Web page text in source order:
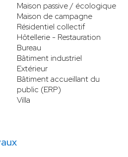
Maison passive / écologique
Maison de campagne
Résidentiel collectif
Hôtellerie - Restauration
Bureau
Bâtiment industriel
Extérieur
Bâtiment accueillant du
public (ERP)
Villa